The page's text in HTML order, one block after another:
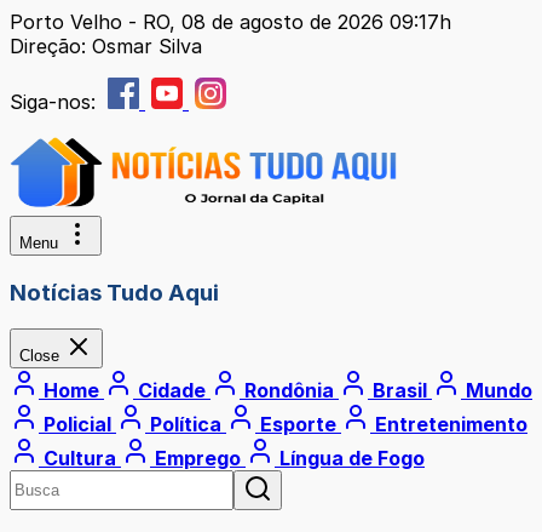
Porto Velho - RO, 08 de agosto de 2026 09:17h
Direção: Osmar Silva
Siga-nos:
Menu
Notícias Tudo Aqui
Close
Home Cidade Rondônia Brasil
Mundo
Policial
Política Esporte
Entretenimento
Cultura
Emprego Língua de Fogo